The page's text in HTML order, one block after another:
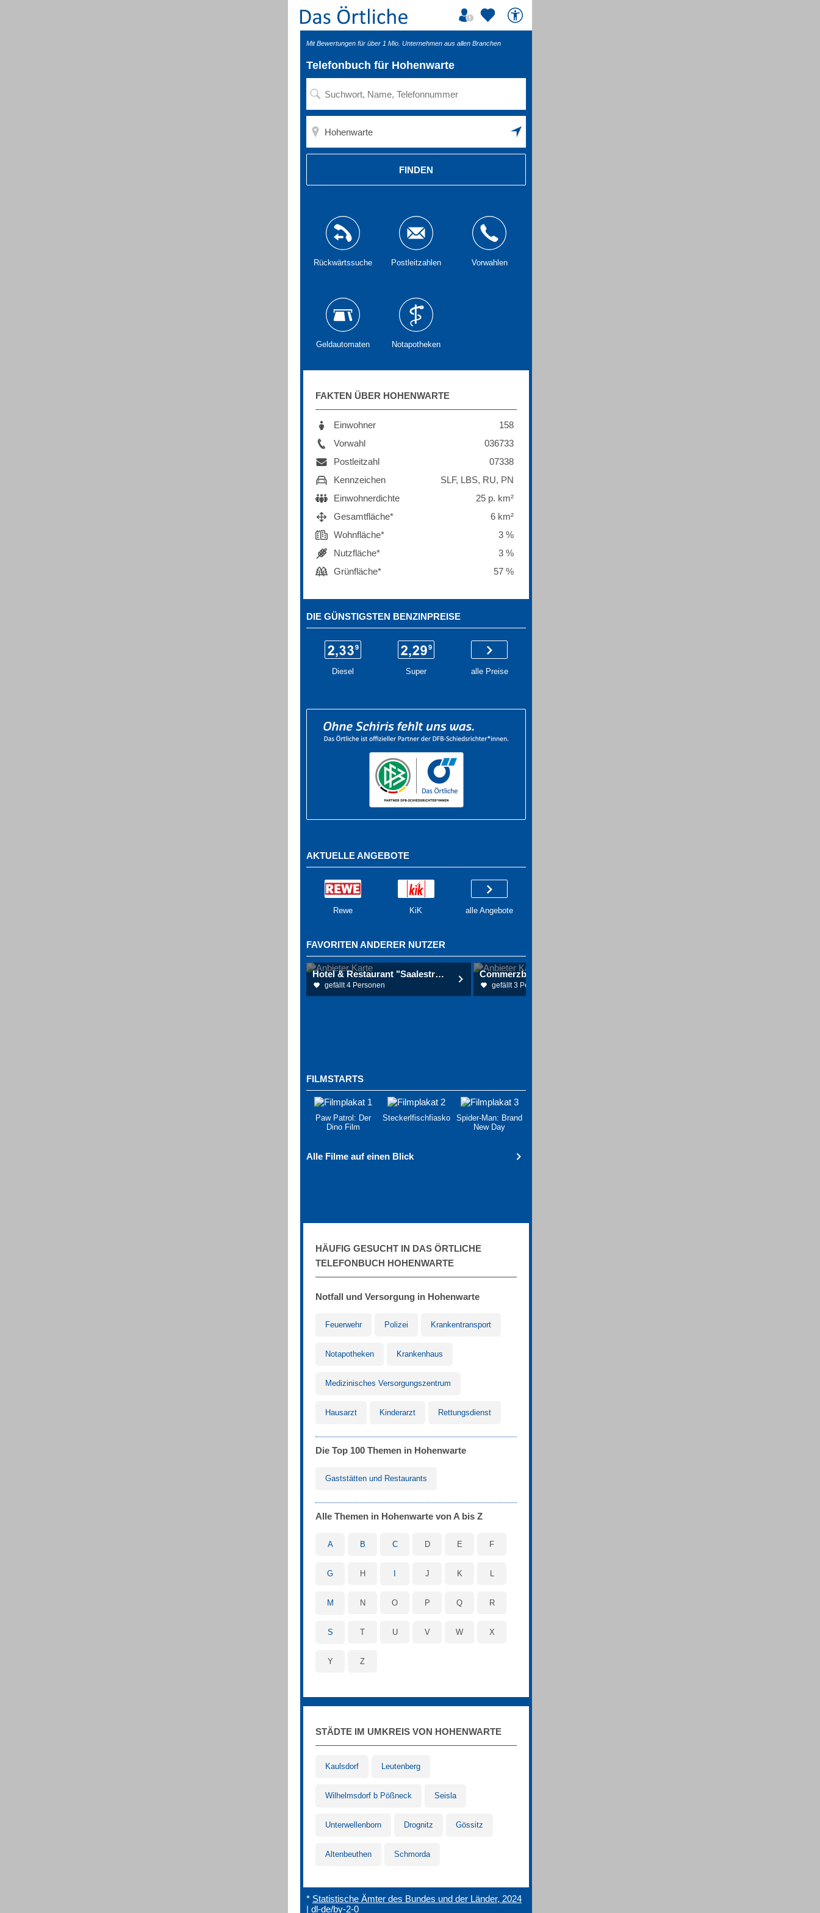
Mit Bewertungen für über 1 Mio. Unternehmen aus allen Branchen
Telefonbuch für Hohenwarte
FINDEN
Rückwärtssuche Postleitzahlen Vorwahlen
Geldautomaten Notapotheken
FAKTEN ÜBER HOHENWARTE
Einwohner
158
Vorwahl
036733
Postleitzahl
07338
Kennzeichen
SLF, LBS, RU, PN
Einwohnerdichte
25 p. km²
Gesamtfläche*
6 km²
Wohnfläche*
3 %
Nutzfläche*
3 %
Grünfläche*
57 %
DIE GÜNSTIGSTEN BENZINPREISE
Diesel Super alle Preise
AKTUELLE ANGEBOTE
Rewe KiK alle Angebote
FAVORITEN ANDERER NUTZER
Hotel & Restaurant "Saalestrand"
gefällt 4 Personen
Commerzbank AG Filiale
gefällt 3 Personen
FILMSTARTS
Paw Patrol: Der
Dino Film
Steckerlfischfiasko
Spider-Man: Brand
New Day
Alle Filme auf einen Blick
HÄUFIG GESUCHT IN DAS ÖRTLICHE
TELEFONBUCH HOHENWARTE
Notfall und Versorgung in Hohenwarte
Feuerwehr Polizei Krankentransport
Notapotheken Krankenhaus
Medizinisches Versorgungszentrum
Hausarzt Kinderarzt Rettungsdienst
Die Top 100 Themen in Hohenwarte
Gaststätten und Restaurants
Alle Themen in Hohenwarte von A bis Z
A B C D E F
G H J K L
M N O P Q R
S T U V W X
Y Z
STÄDTE IM UMKREIS VON HOHENWARTE
Kaulsdorf Leutenberg
Wilhelmsdorf b Pößneck Seisla
Unterwellenborn Drognitz Gössitz
Altenbeuthen Schmorda
* Statistische Ämter des Bundes und der Länder, 2024
| dl-de/by-2-0